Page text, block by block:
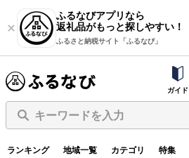
ふるなびアプリなら
返礼品がもっと探しやすい！
ふるさと納税サイト「ふるなび」
ガイド
キーワードを入力
ランキング 地域一覧 カテゴリ 特集